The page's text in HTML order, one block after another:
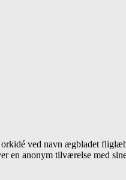
ved navn ægbladet
en anonym tilværelse med